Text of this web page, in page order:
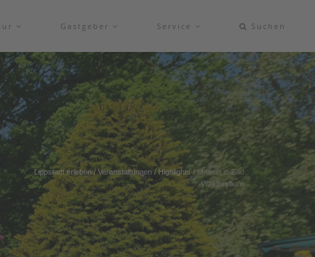
Gastgeber Service Suchen
Lippstadt erleben/ Veranstaltungen /Highlights/ Maifest in Bad
Waldliesborn